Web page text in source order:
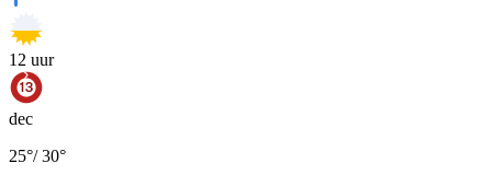
12 uur
dec
25°/30°